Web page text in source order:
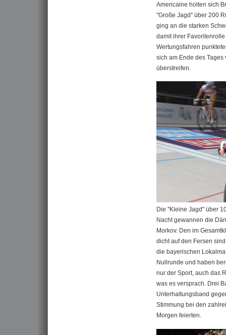
Americaine holten sich
''Große Jagd'' über 200
ging an die starken
damit ihrer
Wertungsfahren
sich am Ende des
überstreifen.
Die ''Kleine Jagd'' über
Nacht gewannen die
Morkov. Den im
dicht auf den Fersen
die bayerischen
Nullrunde und haben
nur der Sport, auch das
was es versprach. Drei
Unterhaltungsband
Stimmung bei den
Morgen feierten.